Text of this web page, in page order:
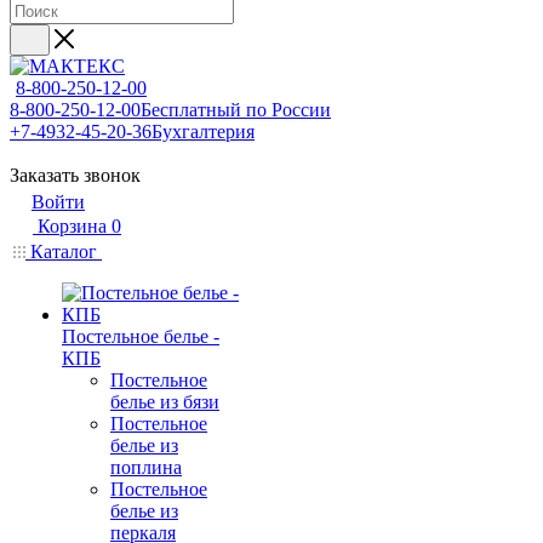
8-800-250-12-00
8-800-250-12-00Бесплатный по России
+7-4932-45-20-36Бухгалтерия
Заказать звонок
Войти
Корзина 0
Каталог
Постельное белье -
КПБ
Постельное
белье из бязи
Постельное
белье из
поплина
Постельное
белье из
перкаля